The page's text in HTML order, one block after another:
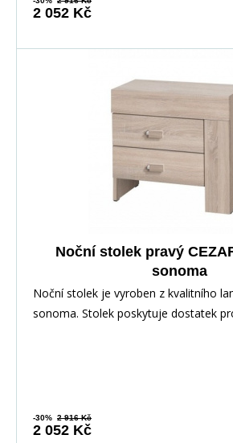
2 052 Kč
Noční stolek pravý
sonoma
Noční stolek je vyroben z kvalitního
sonoma. Stolek poskytuje dostatek
-30% 2 916 Kč
2 052 Kč